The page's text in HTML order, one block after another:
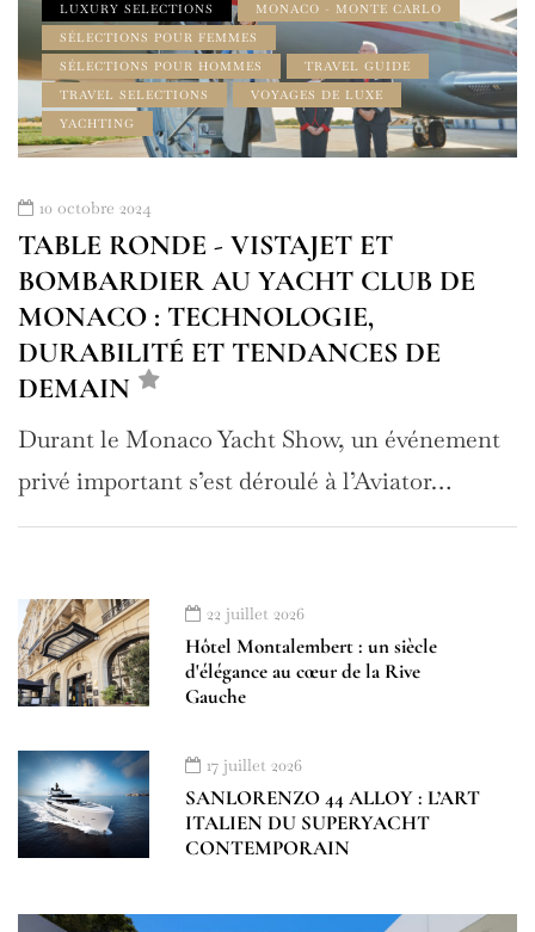
LUXURY SELECTIONS
MONACO - MONTE CARLO
SÉLECTIONS POUR FEMMES
SÉLECTIONS POUR HOMMES
TRAVEL GUIDE
TRAVEL SELECTIONS
VOYAGES DE LUXE
YACHTING
10 octobre 2024
TABLE RONDE - VISTAJET ET
BOMBARDIER AU YACHT CLUB DE
MONACO : TECHNOLOGIE,
DURABILITÉ ET TENDANCES DE
DEMAIN
Durant le Monaco Yacht Show, un événement
privé important s’est déroulé à l’Aviator…
22 juillet 2026
Hôtel Montalembert : un siècle
d'élégance au cœur de la Rive
Gauche
17 juillet 2026
SANLORENZO 44 ALLOY : L’ART
ITALIEN DU SUPERYACHT
CONTEMPORAIN